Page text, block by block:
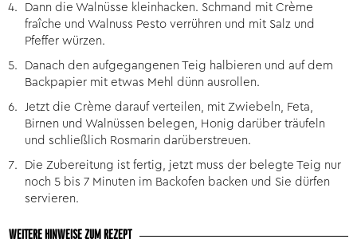
Dann die Walnüsse kleinhacken. Schmand mit Crème
fraîche und Walnuss Pesto verrühren und mit Salz und
Pfeffer würzen.
Danach den aufgegangenen Teig halbieren und auf dem
Backpapier mit etwas Mehl dünn ausrollen.
Jetzt die Crème darauf verteilen, mit Zwiebeln, Feta,
Birnen und Walnüssen belegen, Honig darüber träufeln
und schließlich Rosmarin darüberstreuen.
Die Zubereitung ist fertig, jetzt muss der belegte Teig nur
noch 5 bis 7 Minuten im Backofen backen und Sie dürfen
servieren.
WEITERE HINWEISE ZUM REZEPT